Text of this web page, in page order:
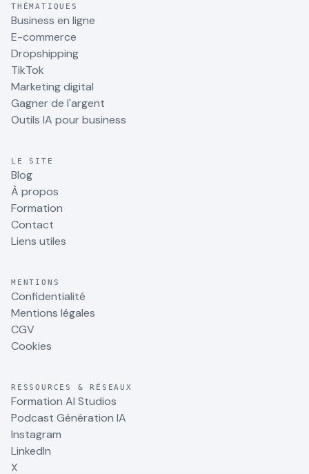
THÉMATIQUES
Business en ligne
E-commerce
Dropshipping
TikTok
Marketing digital
Gagner de l'argent
Outils IA pour business
LE SITE
Blog
À propos
Formation
Contact
Liens utiles
MENTIONS
Confidentialité
Mentions légales
CGV
Cookies
RESSOURCES & RÉSEAUX
Formation AI Studios
Podcast Génération IA
Instagram
LinkedIn
X